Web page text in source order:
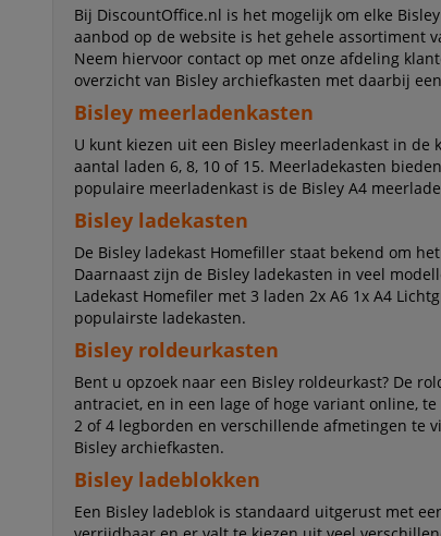
Bij DiscountOffice.nl is het mogelijk om elke
aanbod op de website is het gehele assortiment
Neem hiervoor contact op met onze afdeling
overzicht van Bisley archiefkasten met daarbij
Bisley meerladenkasten
U kunt kiezen uit een Bisley meerladenkast in
aantal laden 6, 8, 10 of 15. Meerladekasten
populaire meerladenkast is de Bisley A4
Bisley ladekasten
De Bisley ladekast Homefiller staat bekend om
Daarnaast zijn de Bisley ladekasten in veel
Ladekast Homefiler met 3 laden 2x A6 1x A4
populairste ladekasten.
Bisley roldeurkasten
Bent u opzoek naar een Bisley roldeurkast? De
antraciet, en in een lage of hoge variant online,
2 of 4 legborden en verschillende afmetingen te
Bisley archiefkasten.
Bisley ladeblokken
Een Bisley ladeblok is standaard uitgerust met